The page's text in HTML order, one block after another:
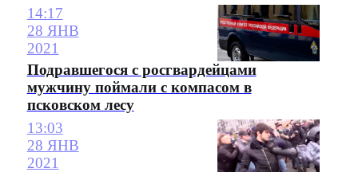
14:17
28 ЯНВ
2021
Подравшегося с росгвардейцами
мужчину поймали с компасом в
псковском лесу
13:03
28 ЯНВ
2021